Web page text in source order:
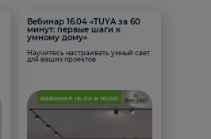
Вебинар 16.04 «TUYA за 60
минут: первые шаги к
умному дому»
Научитесь настраивать умный свет
для ваших проектов